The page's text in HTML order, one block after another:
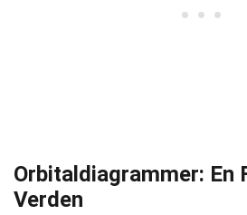
Orbitaldiagrammer: En
Verden